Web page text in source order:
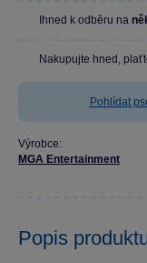
Ihned k odběru na
Nakupujte hned,
Pohlídat
Výrobce:
MGA Entertainment
Popis